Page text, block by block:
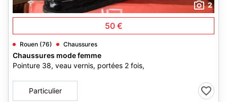
2
50 €
Rouen (76) Chaussures
Chaussures mode femme
Pointure 38, veau vernis, portées 2 fois,
Particulier